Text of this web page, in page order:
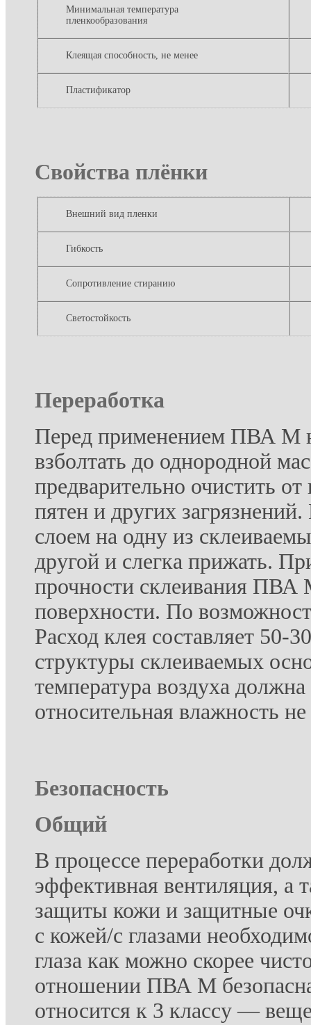
Минимальная температура
пленкообразования
Клеящая способность, не менее
Пластификатор
Свойства плёнки
Внешний вид пленки
Гибкость
Сопротивление стиранию
Светостойкость
Переработка
Перед применением ПВА М
взболтать до однородной
предварительно очистить
пятен и других
слоем на одну из
другой и слегка прижать.
прочности склеивания ПВА
поверхности. По
Расход клея составляет 50-
структуры склеиваемых
температура воздуха
относительная влажность
Безопасность
Общий
В процессе переработки
эффективная вентиляция, а
защиты кожи и защитные
с кожей/с глазами
глаза как можно скорее
отношении ПВА М
относится к 3 классу —